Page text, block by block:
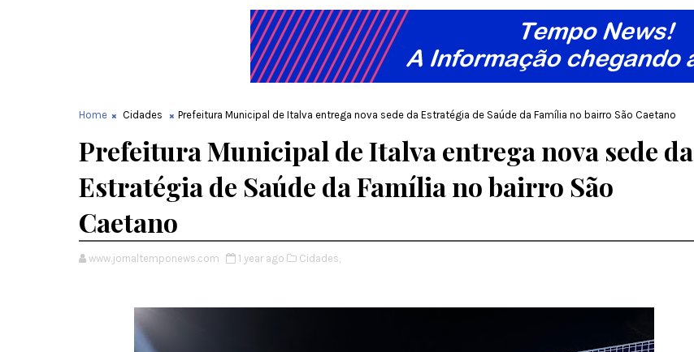
Home Cidades Prefeitura Municipal de Italva entrega nova sede da Estratégia de Saúde da Família no bairro São Caetano
Prefeitura Municipal de Italva entrega nova sede da
Estratégia de Saúde da Família no bairro São
Caetano
www.jornaltemponews.com 1 year ago Cidades,